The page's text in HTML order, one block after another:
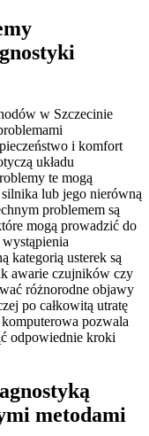
w Szczecinie
i komfort
układu
te mogą
lub jego nierówną
problemem są
mogą prowadzić do
kategorią usterek są
awarie czujników czy
różnorodne objawy
po całkowitą utratę
pozwala
odpowiednie kroki
metodami